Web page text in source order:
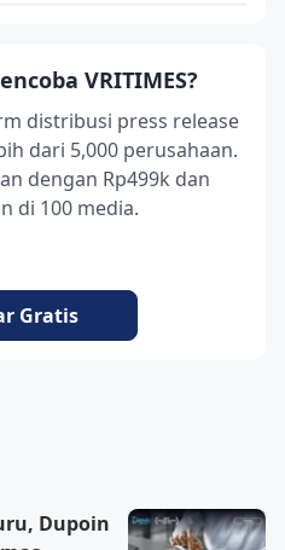
VRITIMES?
distribusi press release
dari 5,000 perusahaan.
dengan Rp499k dan
di 100 media.
Gratis
Dupoin